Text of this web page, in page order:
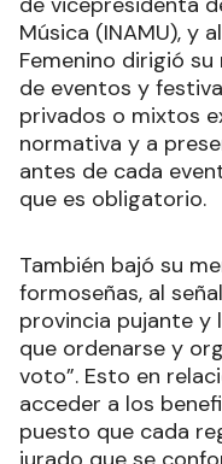
Música (INAMU), y
Femenino dirigió
de eventos y
privados o mixtos
normativa y a
antes de cada
que es obligatorio.
También bajó su
formoseñas, al
provincia pujante y
que ordenarse y
voto”. Esto en
acceder a los
puesto que cada